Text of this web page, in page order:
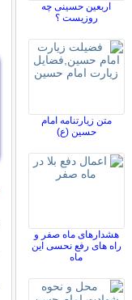
اربعین حسینی چه
روزیست ؟
متن زیارتنامه امام
حسین (ع)
هشدارهای ماه صفر و
راه های رفع نحسی این
ماه